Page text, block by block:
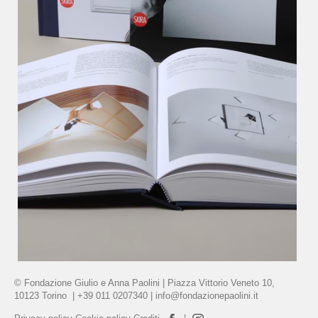
© Fondazione Giulio e Anna Paolini | Piazza Vittorio Veneto 10,
10123 Torino | +39 011 0207340 | info@fondazionepaolini.it